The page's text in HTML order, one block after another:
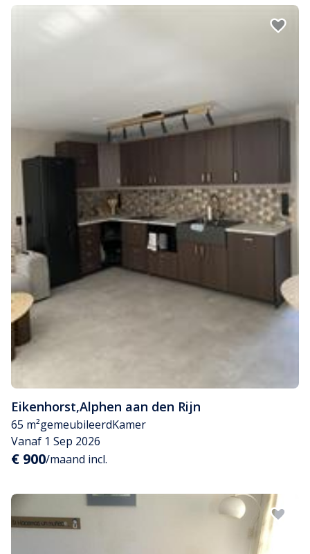
Eikenhorst,Alphen aan den Rijn
65 m²gemeubileerdKamer
Vanaf 1 Sep 2026
€ 900/maand incl.